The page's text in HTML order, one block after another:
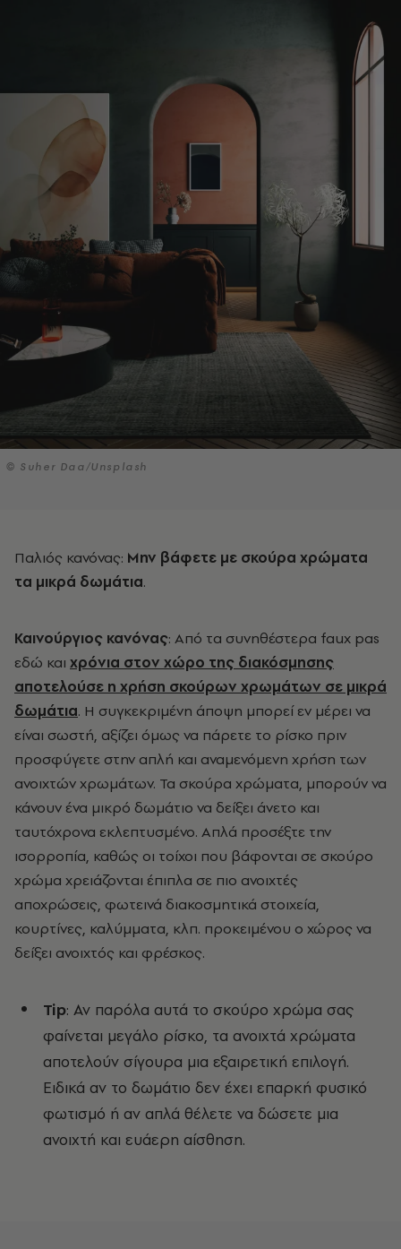
© Suher Daa/Unsplash
Παλιός κανόνας: Μην βάφετε με σκούρα χρώματα
τα μικρά δωμάτια.
Καινούργιος κανόνας: Από τα συνηθέστερα faux pas
εδώ και χρόνια στον χώρο της διακόσμησης
αποτελούσε η χρήση σκούρων χρωμάτων σε μικρά
δωμάτια. Η συγκεκριμένη άποψη μπορεί εν μέρει να
είναι σωστή, αξίζει όμως να πάρετε το ρίσκο πριν
προσφύγετε στην απλή και αναμενόμενη χρήση των
ανοιχτών χρωμάτων. Τα σκούρα χρώματα, μπορούν να
κάνουν ένα μικρό δωμάτιο να δείξει άνετο και
ταυτόχρονα εκλεπτυσμένο. Απλά προσέξτε την
ισορροπία, καθώς οι τοίχοι που βάφονται σε σκούρο
χρώμα χρειάζονται έπιπλα σε πιο ανοιχτές
αποχρώσεις, φωτεινά διακοσμητικά στοιχεία,
κουρτίνες, καλύμματα, κλπ. προκειμένου ο χώρος να
δείξει ανοιχτός και φρέσκος.
Tip: Αν παρόλα αυτά το σκούρο χρώμα σας
φαίνεται μεγάλο ρίσκο, τα ανοιχτά χρώματα
αποτελούν σίγουρα μια εξαιρετική επιλογή.
Ειδικά αν το δωμάτιο δεν έχει επαρκή φυσικό
φωτισμό ή αν απλά θέλετε να δώσετε μια
ανοιχτή και ευάερη αίσθηση.